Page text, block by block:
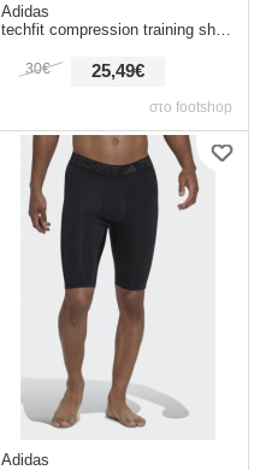
στο footshop
Adidas
techfit compression training short tights black m
25,49€
30€
Adidas